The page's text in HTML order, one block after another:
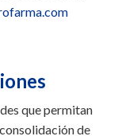
que permitan
de